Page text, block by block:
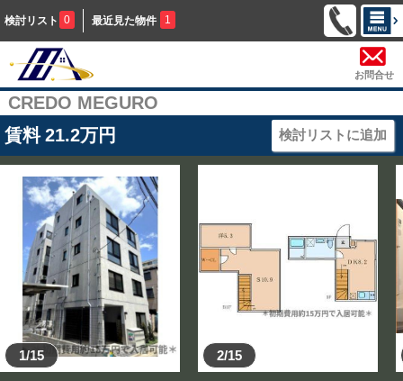
検討リスト 0 最近見た物件 1
お問合せ
CREDO MEGURO
賃料 21.2万円 検討リストに追加
1/15 2/15